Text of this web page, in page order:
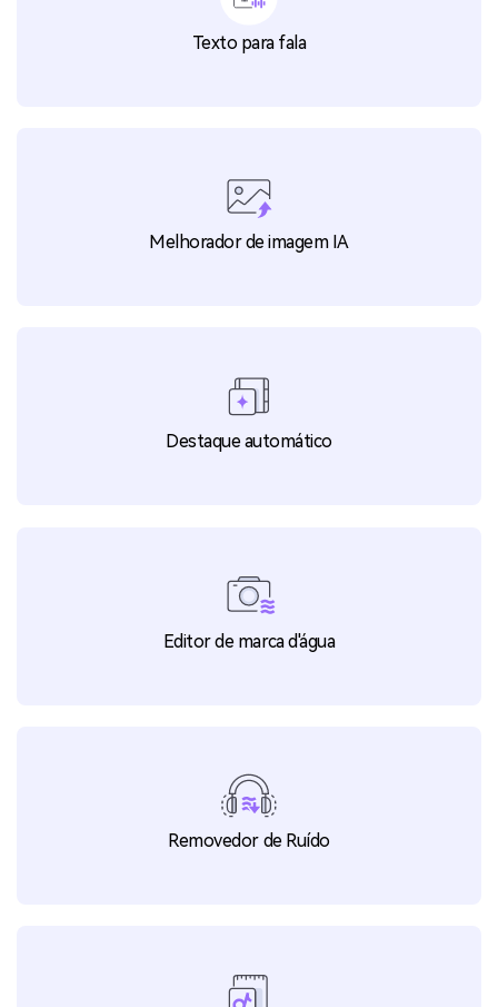
Texto para fala
Melhorador de imagem IA
Destaque automático
Editor de marca d'água
Removedor de Ruído